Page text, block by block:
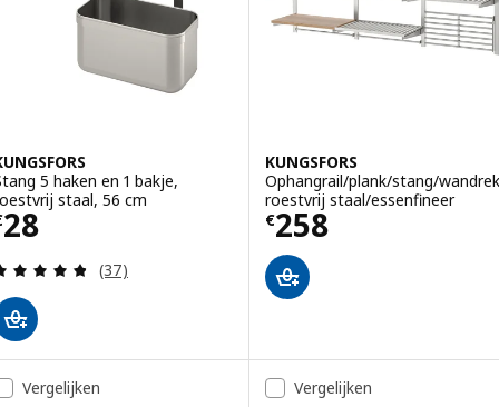
5 haken en 1 bakje,
staal, 56 cm
28 € 28
Beoordeling: 4.8 van 5 sterren. Totaal
(37)
KUNGSFORS
Ophangrail/plank/stang/
roestvrij staal/essenfineer
€258
Prijs € 258
Vergelijken Vergelijken